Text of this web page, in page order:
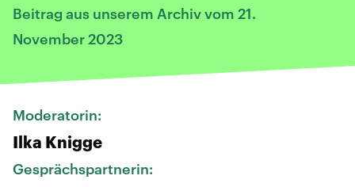
Beitrag aus unserem Archiv vom 21.
November 2023
Moderatorin:
Ilka Knigge
Gesprächspartnerin: